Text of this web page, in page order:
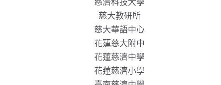
慈濟科技大學
慈大教研所
慈大華語中心
花蓮慈大附中
花蓮慈濟中學
花蓮慈濟小學